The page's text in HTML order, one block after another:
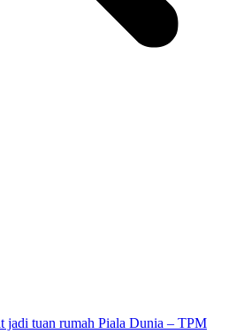
jadi tuan rumah Piala Dunia – TPM